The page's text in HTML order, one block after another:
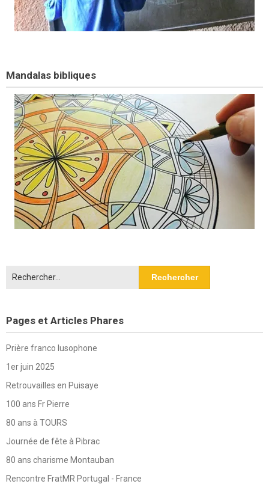
Mandalas bibliques
Pages et Articles Phares
Prière franco lusophone
1er juin 2025
Retrouvailles en Puisaye
100 ans Fr Pierre
80 ans à TOURS
Journée de fête à Pibrac
80 ans charisme Montauban
Rencontre FratMR Portugal - France